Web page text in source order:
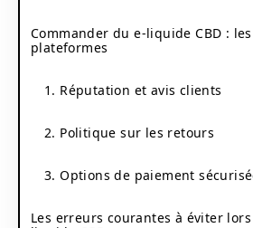
Commander du e-liquide CBD :
plateformes
1. Réputation et avis clients
2. Politique sur les retours
3. Options de paiement
Les erreurs courantes à éviter lors